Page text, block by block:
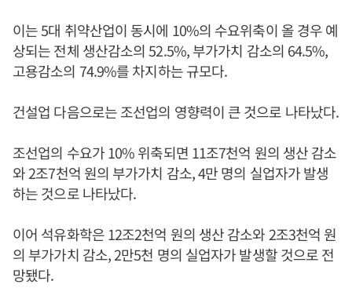
이는 5대 취약산업이 동시에 10%의 수요위축이 올 경우 예
상되는 전체 생산감소의 52.5%, 부가가치 감소의 64.5%,
고용감소의 74.9%를 차지하는 규모다.
건설업 다음으로는 조선업의 영향력이 큰 것으로 나타났다.
조선업의 수요가 10% 위축되면 11조7천억 원의 생산 감소
와 2조7천억 원의 부가가치 감소, 4만 명의 실업자가 발생
하는 것으로 나타났다.
이어 석유화학은 12조2천억 원의 생산 감소와 2조3천억 원
의 부가가치 감소, 2만5천 명의 실업자가 발생할 것으로 전
망됐다.